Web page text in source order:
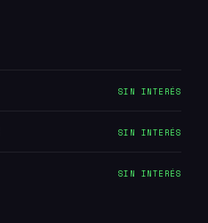
SIN INTERÉS
SIN INTERÉS
SIN INTERÉS